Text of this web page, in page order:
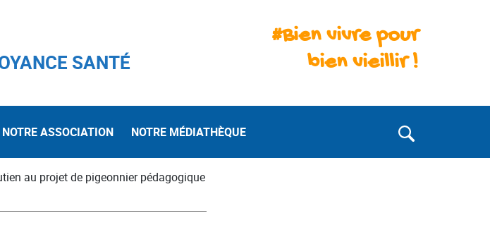
SANTÉ
#Bien vivre pour
bien vieillir !
NOTRE ASSOCIATION NOTRE MÉDIATHÈQUE
au projet de pigeonnier pédagogique